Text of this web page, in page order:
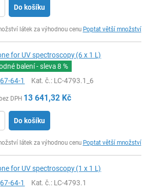
Do košíku
látek za výhodnou cenu Poptat větší množství
for UV spectroscopy (6 x 1 L)
balení - sleva8 %
67-64-1 Kat. č.: LC-4793.1_6
DPH 13 641,32 Kč
Do košíku
látek za výhodnou cenu Poptat větší množství
for UV spectroscopy (1 x 1 L)
67-64-1 Kat. č.: LC-4793.1